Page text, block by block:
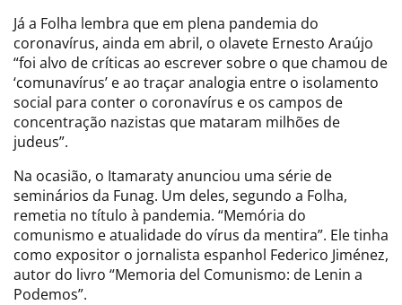
Já a Folha lembra que em plena pandemia do
coronavírus, ainda em abril, o olavete Ernesto Araújo
“foi alvo de críticas ao escrever sobre o que chamou de
‘comunavírus’ e ao traçar analogia entre o isolamento
social para conter o coronavírus e os campos de
concentração nazistas que mataram milhões de
judeus”.
Na ocasião, o Itamaraty anunciou uma série de
seminários da Funag. Um deles, segundo a Folha,
remetia no título à pandemia. “Memória do
comunismo e atualidade do vírus da mentira”. Ele tinha
como expositor o jornalista espanhol Federico Jiménez,
autor do livro “Memoria del Comunismo: de Lenin a
Podemos”.